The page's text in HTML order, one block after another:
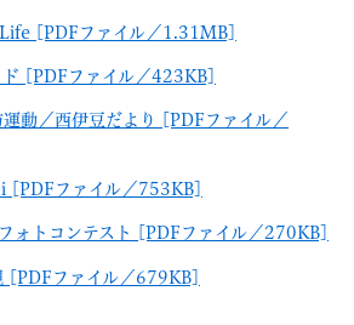
[PDFファイル／1.31MB]
[PDFファイル／423KB]
動／西伊豆だより [PDFファイル／
ファイル／753KB]
ォトコンテスト [PDFファイル／270KB]
[PDFファイル／679KB]